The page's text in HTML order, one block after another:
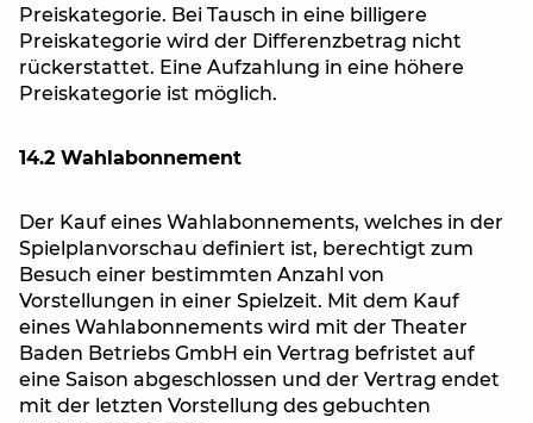
Preiskategorie. Bei Tausch in eine billigere
Preiskategorie wird der Differenzbetrag nicht
rückerstattet. Eine Aufzahlung in eine höhere
Preiskategorie ist möglich.
14.2 Wahlabonnement
Der Kauf eines Wahlabonnements, welches in der
Spielplanvorschau definiert ist, berechtigt zum
Besuch einer bestimmten Anzahl von
Vorstellungen in einer Spielzeit. Mit dem Kauf
eines Wahlabonnements wird mit der Theater
Baden Betriebs GmbH ein Vertrag befristet auf
eine Saison abgeschlossen und der Vertrag endet
mit der letzten Vorstellung des gebuchten